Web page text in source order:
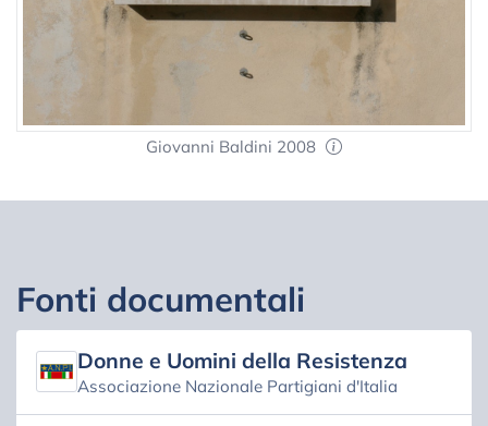
Giovanni Baldini 2008
Fonti documentali
Donne e Uomini della Resistenza
Associazione Nazionale Partigiani d'Italia